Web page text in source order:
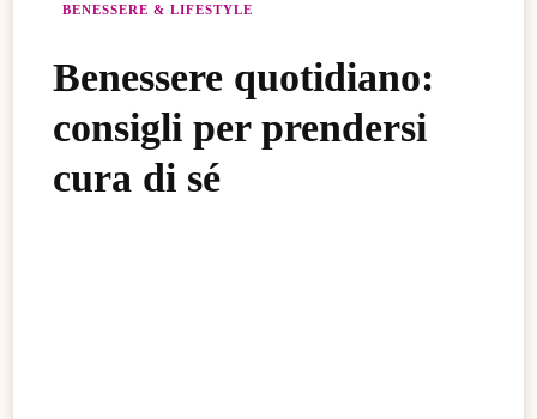
BENESSERE & LIFESTYLE
Benessere quotidiano:
consigli per prendersi
cura di sé